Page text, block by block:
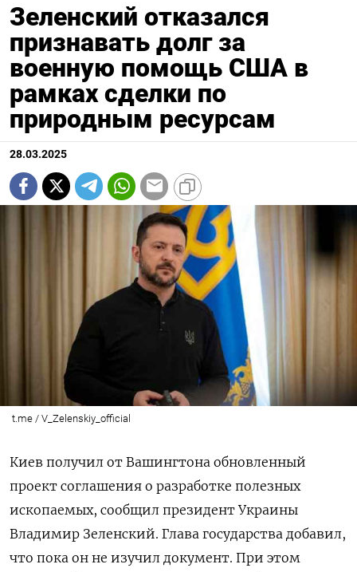
Зеленский отказался
признавать долг за
военную помощь США в
рамках сделки по
природным ресурсам
28.03.2025
t.me / V_Zelenskiy_official
Киев получил от Вашингтона обновленный
проект соглашения о разработке полезных
ископаемых, сообщил президент Украины
Владимир Зеленский. Глава государства добавил,
что пока он не изучил документ. При этом